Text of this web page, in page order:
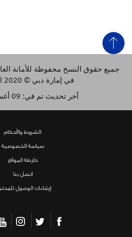
جميع حقوق النسخ محفوظة للأمانة
في إمارة دبي © 2020 النسخة 1.6
آخر تحديث تم في: 09 أغسطس 2026
الشروط والأحكام
سياسة الخصوصية
خارطة الموقع
اتصل بنا
​​إرشادات الوصول